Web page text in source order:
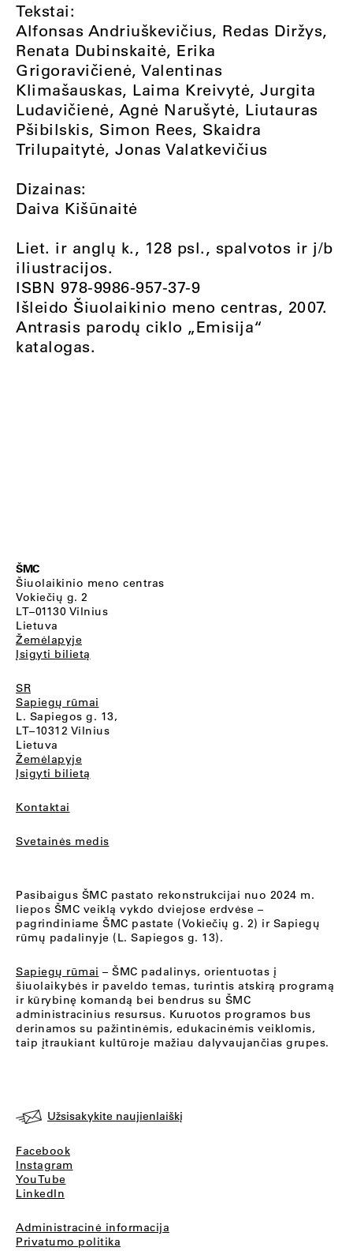
Tekstai:
Alfonsas Andriuškevičius, Redas Diržys,
Renata Dubinskaitė, Erika
Grigoravičienė, Valentinas
Klimašauskas, Laima Kreivytė, Jurgita
Ludavičienė, Agnė Narušytė, Liutauras
Pšibilskis, Simon Rees, Skaidra
Trilupaitytė, Jonas Valatkevičius
Dizainas:
Daiva Kišūnaitė
Liet. ir anglų k., 128 psl., spalvotos ir j/b
iliustracijos.
ISBN 978-9986-957-37-9
Išleido Šiuolaikinio meno centras, 2007.
Antrasis parodų ciklo „Emisija“
katalogas.
ŠMC
Šiuolaikinio meno centras
Vokiečių g. 2
LT–01130 Vilnius
Lietuva
Žemėlapyje
Įsigyti bilietą
SR
Sapiegų rūmai
L. Sapiegos g. 13,
LT–10312 Vilnius
Lietuva
Žemėlapyje
Įsigyti bilietą
Kontaktai
Svetainės medis
Pasibaigus ŠMC pastato rekonstrukcijai nuo 2024 m.
liepos ŠMC veiklą vykdo dviejose erdvėse –
pagrindiniame ŠMC pastate (Vokiečių g. 2) ir Sapiegų
rūmų padalinyje (L. Sapiegos g. 13).
Sapiegų rūmai – ŠMC padalinys, orientuotas į
šiuolaikybės ir paveldo temas, turintis atskirą programą
ir kūrybinę komandą bei bendrus su ŠMC
administracinius resursus. Kuruotos programos bus
derinamos su pažintinėmis, edukacinėmis veiklomis,
taip įtraukiant kultūroje mažiau dalyvaujančias grupes.
Užsisakykite naujienlaiškį
Facebook
Instagram
YouTube
LinkedIn
Administracinė informacija
Privatumo politika